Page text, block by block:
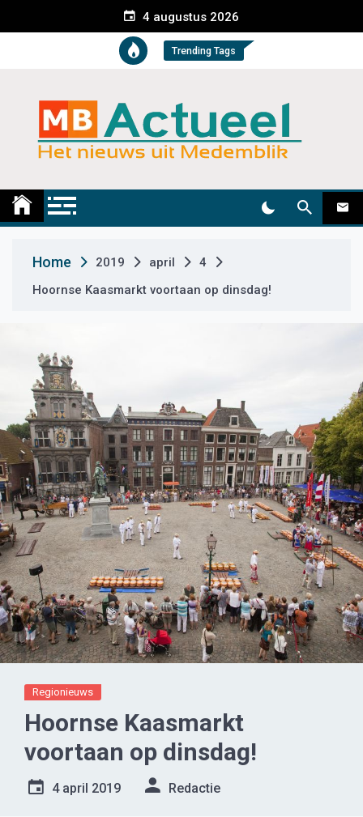
e
t
4 augustus 2026
Trending Tags
Medemblik Actueel
Home 2019 april
4
Hoornse Kaasmarkt voortaan op dinsdag!
Regionieuws
Hoornse Kaasmarkt
voortaan op dinsdag!
4 april 2019 Redactie